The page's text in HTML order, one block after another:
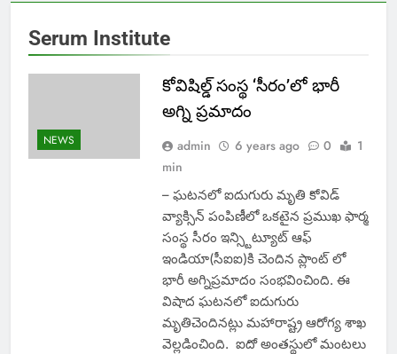
Serum Institute
NEWS
కోవిషిల్డ్ సంస్థ ‘సీరం’లో భారీ
అగ్ని ప్రమాదం
admin 6 years ago 0
1
min
– ఘటనలో ఐదుగురు మృతి కోవిడ్
వ్యాక్సిన్ పంపిణీలో ఒకటైన ప్రముఖ ఫార్మ
సంస్థ సీరం ఇన్స్టిట్యూట్ ఆఫ్
ఇండియా(సీఐఐ)కి చెందిన ప్లాంట్ లో
భారీ అగ్నిప్రమాదం సంభవించింది. ఈ
విషాద ఘటనలో ఐదుగురు
మృతిచెందినట్లు మహారాష్ట్ర ఆరోగ్య శాఖ
వెల్లడించింది. ఐదో అంతస్థులో మంటలు